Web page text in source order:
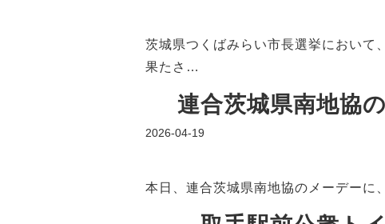
茨城県つくばみらい市長選挙において
果たさ…
連合茨城県南地協
2026-04-19
本日、連合茨城県南地協のメーデー